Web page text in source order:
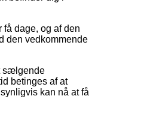
dage, og af den
den vedkommende
sælgende
betinges af at
kan nå at få